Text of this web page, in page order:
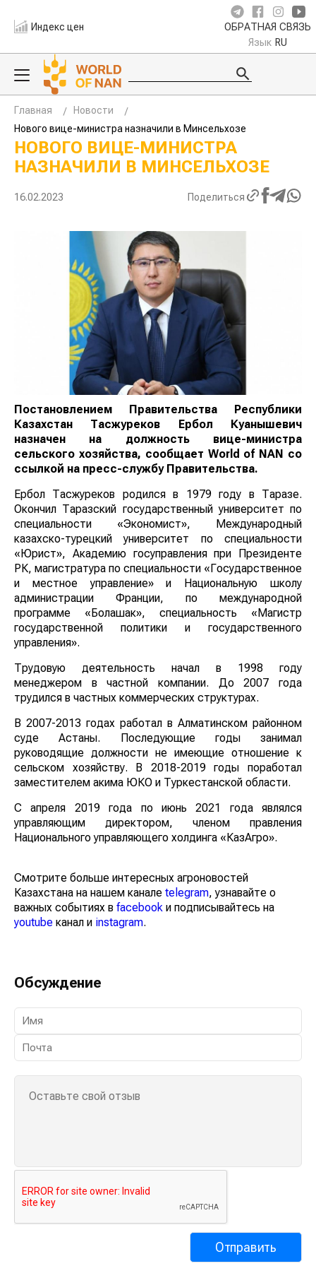
Индекс цен ОБРАТНАЯ СВЯЗЬ
Язык RU
Главная
Новости
Нового вице-министра назначили в Минсельхозе
НОВОГО ВИЦЕ-МИНИСТРА
НАЗНАЧИЛИ В МИНСЕЛЬХОЗЕ
16.02.2023 Поделиться
Постановлением Правительства Республики
Казахстан Тасжуреков Ербол Куанышевич
назначен на должность вице-министра
сельского хозяйства, сообщает World of NAN со
ссылкой на пресс-службу Правительства.
Ербол Тасжуреков родился в 1979 году в Таразе.
Окончил Таразский государственный университет по
специальности «Экономист», Международный
казахско-турецкий университет по специальности
«Юрист», Академию госуправления при Президенте
РК, магистратура по специальности «Государственное
и местное управление» и Национальную школу
администрации Франции, по международной
программе «Болашак», специальность «Магистр
государственной политики и государственного
управления».
Трудовую деятельность начал в 1998 году
менеджером в частной компании. До 2007 года
трудился в частных коммерческих структурах.
В 2007-2013 годах работал в Алматинском районном
суде Астаны. Последующие годы занимал
руководящие должности не имеющие отношение к
сельском хозяйству. В 2018-2019 годы поработал
заместителем акима ЮКО и Туркестанской области.
С апреля 2019 года по июнь 2021 года являлся
управляющим директором, членом правления
Национального управляющего холдинга «КазАгро».
Смотрите больше интересных агроновостей
Казахстана на нашем канале telegram, узнавайте о
важных событиях в facebook и подписывайтесь на
youtube канал и instagram.
Обсуждение